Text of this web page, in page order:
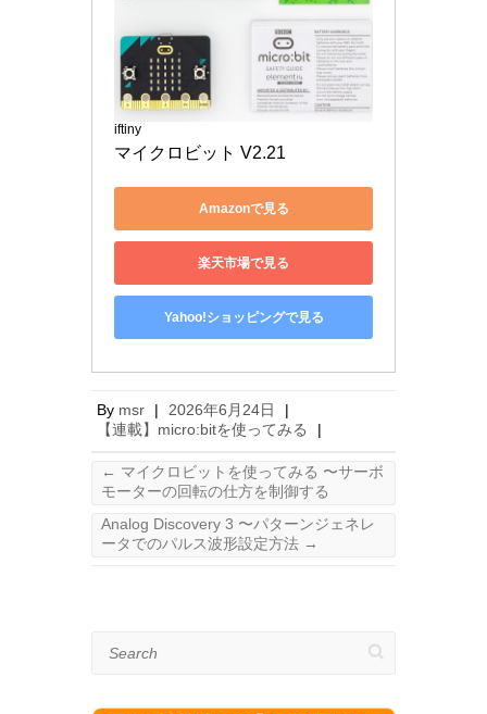
iftiny
マイクロビット V2.21
Amazonで見る
楽天市場で見る
Yahoo!ショッピングで見る
By msr | 2026年6月24日
|
【連載】micro:bitを使ってみる
|
← マイクロビットを使ってみる 〜サーボ
モーターの回転の仕方を制御する
Analog Discovery 3 〜パターンジェネレ
ータでのパルス波形設定方法 →